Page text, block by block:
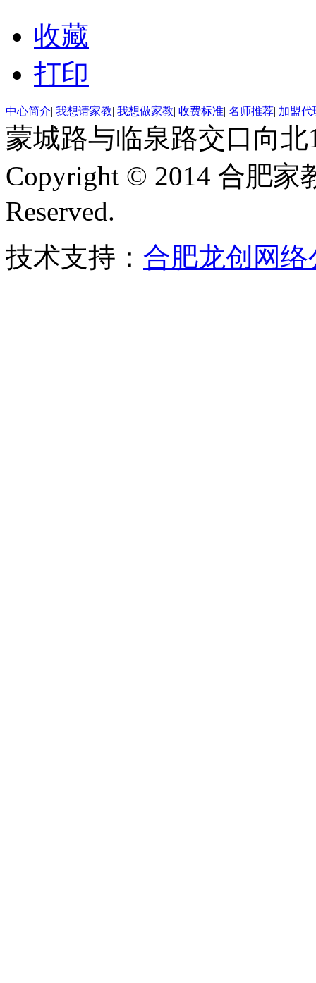
收藏
打印
中心简介| 我想请家教| 我想做家教| 收费标准| 名师推荐| 加盟代
蒙城路与临泉路交口向
Copyright © 2014 合肥家
Reserved.
技术支持： 合肥龙创网络